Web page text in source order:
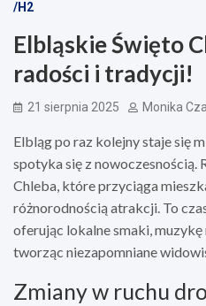
/H2
Elbląskie Święto
radości i tradycji!
21 sierpnia 2025 Monika
Elbląg po raz kolejny staje się
spotyka się z nowoczesnością.
Chleba, które przyciąga
różnorodnością atrakcji. To
oferując lokalne smaki,
tworząc niezapomniane
Zmiany w ruchu